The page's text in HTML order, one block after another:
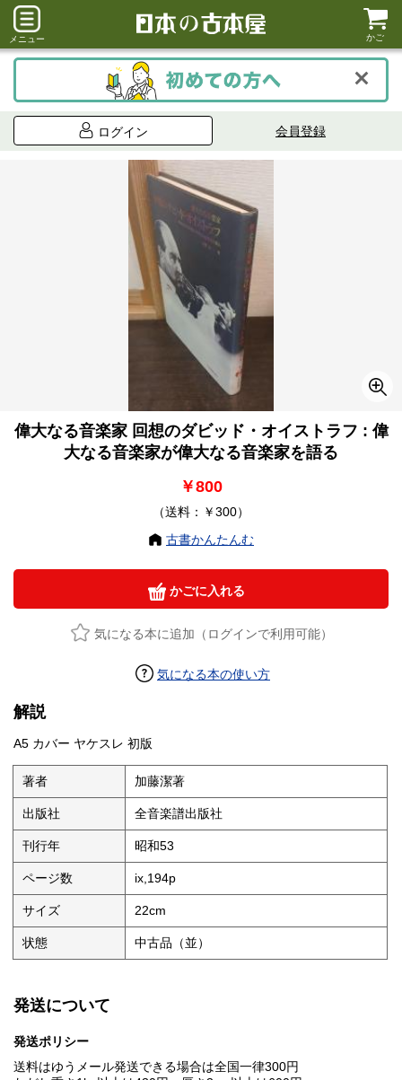
メニュー かご
ログイン 会員登録
偉大なる音楽家 回想のダビッド・オイストラフ : 偉
大なる音楽家が偉大なる音楽家を語る
￥800
（送料：￥300）
古書かんたんむ
かごに入れる
気になる本に追加（ログインで利用可能）
気になる本の使い方
解説
A5 カバー ヤケスレ 初版
著者 加藤潔著
出版社 全音楽譜出版社
刊行年 昭和53
ページ数 ix,194p
サイズ 22cm
状態 中古品（並）
発送について
発送ポリシー
送料はゆうメール発送できる場合は全国一律300円